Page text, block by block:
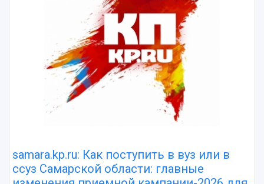
samara.kp.ru: Как поступить в вуз или в
ссуз Самарской области: главные